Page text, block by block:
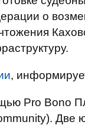
о
,
Pro Bono
Две